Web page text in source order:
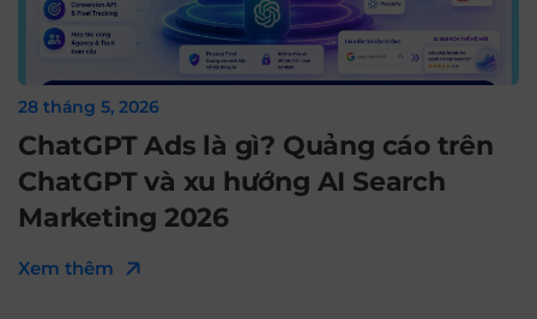
28 tháng 5, 2026
ChatGPT Ads là gì? Quảng cáo trên
ChatGPT và xu hướng AI Search
Marketing 2026
Xem thêm